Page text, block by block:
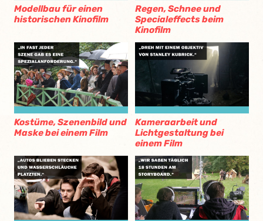
Modellbau für einen
historischen Kinofilm
Regen, Schnee und
Specialeffects beim
Kinofilm
Kostüme, Szenenbild und
Maske bei einem Film
Kameraarbeit und
Lichtgestaltung bei
einem Film